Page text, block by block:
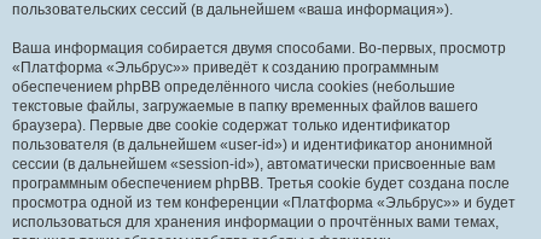
пользовательских сессий (в дальнейшем «ваша информация»).
Ваша информация собирается двумя способами. Во-первых, просмотр
«Платформа «Эльбрус»» приведёт к созданию программным
обеспечением phpBB определённого числа cookies (небольшие
текстовые файлы, загружаемые в папку временных файлов вашего
браузера). Первые две cookie содержат только идентификатор
пользователя (в дальнейшем «user-id») и идентификатор анонимной
сессии (в дальнейшем «session-id»), автоматически присвоенные вам
программным обеспечением phpBB. Третья cookie будет создана после
просмотра одной из тем конференции «Платформа «Эльбрус»» и будет
использоваться для хранения информации о прочтённых вами темах,